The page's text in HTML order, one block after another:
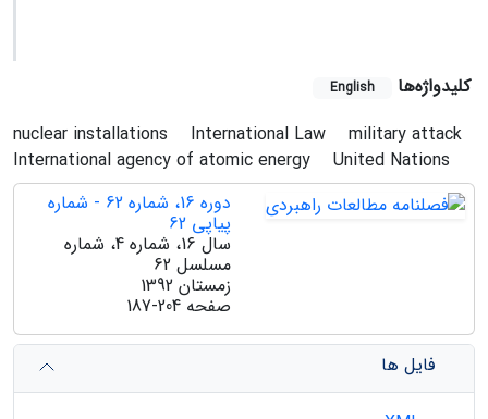
کلیدواژه‌ها English
nuclear installations International Law
military attack
International agency of atomic energy
United Nations
دوره 16، شماره 62 - شماره
پیاپی 62
سال 16، شماره 4، شماره
مسلسل 62
زمستان 1392
صفحه 187-204
فایل ها